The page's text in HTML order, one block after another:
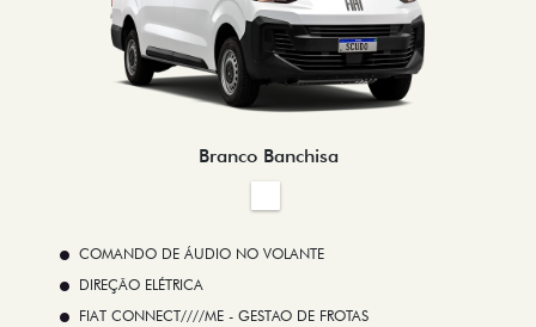
Branco Banchisa
COMANDO DE ÁUDIO NO VOLANTE
DIREÇÃO ELÉTRICA
FIAT CONNECT////ME - GESTAO DE FROTAS